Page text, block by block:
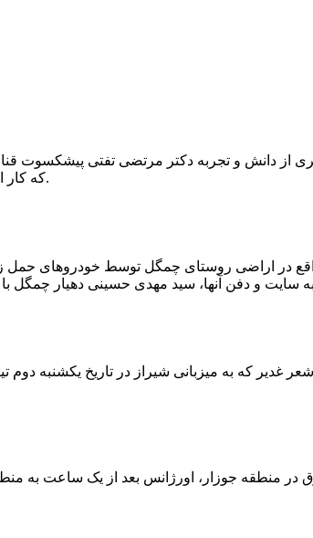
که کار احیا با حفر یک چاه ۲ متری و یک راهرو افقی ۲ متری صورت گرفت.
در اراضی روستای چمگل توسط خودروهای حمل
غدیر که به میزبانی شیراز در تاریخ یکشنبه
در منطقه جوزار، اورژانس بعد از یک ساعت به